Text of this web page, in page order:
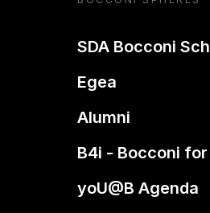
SDA Bocconi
Egea
Alumni
B4i - Bocconi
yoU@B Agenda